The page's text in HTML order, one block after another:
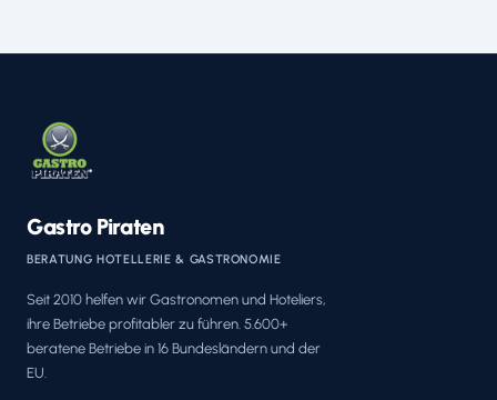
Gastro Piraten
BERATUNG HOTELLERIE & GASTRONOMIE
Seit 2010 helfen wir Gastronomen und Hoteliers,
ihre Betriebe profitabler zu führen. 5.600+
beratene Betriebe in 16 Bundesländern und der
EU.